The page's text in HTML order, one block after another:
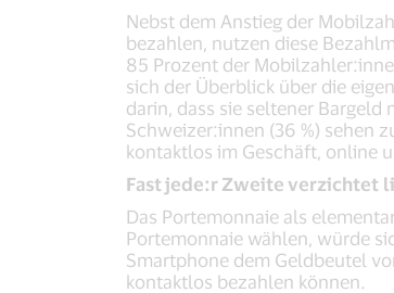
Nebst dem Anstieg der
bezahlen, nutzen diese
85 Prozent der
sich der Überblick über die
darin, dass sie seltener Bargeld
Schweizer:innen (36 %) sehen
kontaktlos im Geschäft, online
Fast jede:r Zweite verzichtet
Das Portemonnaie als
Portemonnaie wählen, würde
Smartphone dem Geldbeutel
kontaktlos bezahlen können.